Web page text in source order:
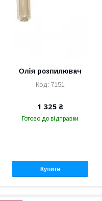
Олія розпилювач
7151
1 325 ₴
Готово до відправки
Купити